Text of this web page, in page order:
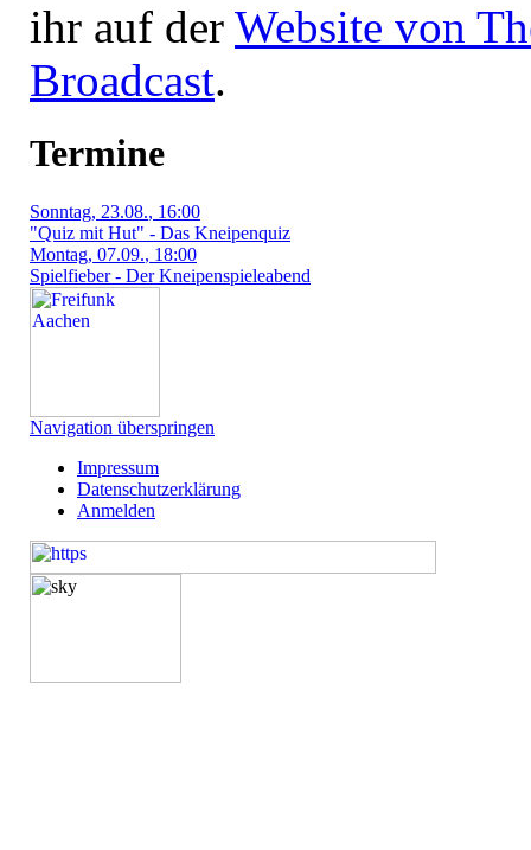
ihr auf der Website von
Broadcast.
Termine
Sonntag, 23.08., 16:00
"Quiz mit Hut" - Das Kneipenquiz
Montag, 07.09., 18:00
Spielfieber - Der Kneipenspieleabend
Navigation überspringen
Impressum
Datenschutzerklärung
Anmelden